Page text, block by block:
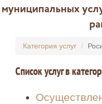
муниципальных
Категория услуг
Список услуг в